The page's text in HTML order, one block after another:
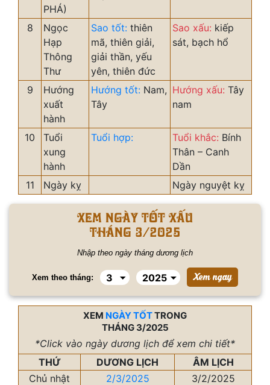
PHÁ)
8
Ngọc
Hạp
Thông
Thư
Sao tốt: thiên
mã, thiên giải,
giải thần, yếu
yên, thiên đức
Sao xấu: kiếp
sát, bạch hổ
9
Hướng
xuất
hành
Hướng tốt: Nam,
Tây
Hướng xấu: Tây
nam
10
Tuổi
xung
hành
Tuổi hợp: Tuổi khắc: Bính
Thân – Canh
Dần
11
Ngày kỵ Ngày nguyệt kỵ
Xem ngày tốt xấu
tháng 3/2025
Nhập theo ngày tháng dương lịch
Xem theo tháng:
XEM NGÀY TỐTTRONG
THÁNG 3/2025
*Click vào ngày dương lịch để xem chi tiết*
THỨ
DƯƠNG LỊCH
ÂM LỊCH
Chủ nhật
2/3/2025
3/2/2025